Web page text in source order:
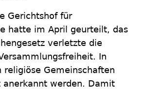
Gerichtshof für
hatte im April geurteilt, das
verletzte die
In
religiöse Gemeinschaften
anerkannt werden. Damit